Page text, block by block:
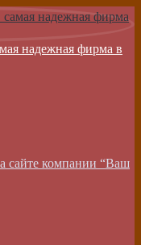
надежная фирма в
сайте компании “Ваш